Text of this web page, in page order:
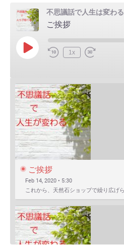
不思議話で人生は変わる
ご挨拶
Play
Episode
1x
ご挨拶
Feb 14, 2020 • 5:30